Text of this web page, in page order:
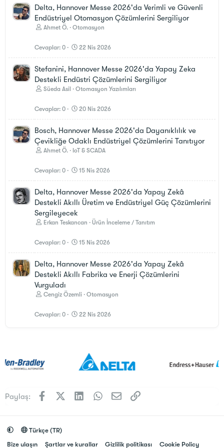
Delta, Hannover Messe 2026'da Verimli ve Güvenli
Endüstriyel Otomasyon Çözümlerini Sergiliyor
Ahmet Ö. Otomasyon
Cevaplar 0 22 Nis 2026
Stefanini, Hannover Messe 2026'da Yapay Zeka
Destekli Endüstri Çözümlerini Sergiliyor
Süeda Asil Otomasyon Yazılımları
Cevaplar 0 20 Nis 2026
Bosch, Hannover Messe 2026'da Dayanıklılık ve
Çevikliğe Odaklı Endüstriyel Çözümlerini Tanıtıyor
Ahmet Ö. IoT & SCADA
Cevaplar 0 15 Nis 2026
Delta, Hannover Messe 2026'da Yapay Zekâ
Destekli Akıllı Üretim ve Endüstriyel Güç Çözümlerini
Sergileyecek
Erkan Teskancan Ürün İnceleme / Tanıtım
Cevaplar 0 15 Nis 2026
Delta, Hannover Messe 2026'da Yapay Zekâ
Destekli Akıllı Fabrika ve Enerji Çözümlerini
Vurguladı
Cengiz Özemli Otomasyon
Cevaplar 0 22 Nis 2026
Paylaş: FacebookX (Twitter)LinkedInWhatsApp
E-postaLink
Türkçe (TR)
Bize ulaşın
Şartlar ve kurallar Gizlilik politikası Cookie Policy